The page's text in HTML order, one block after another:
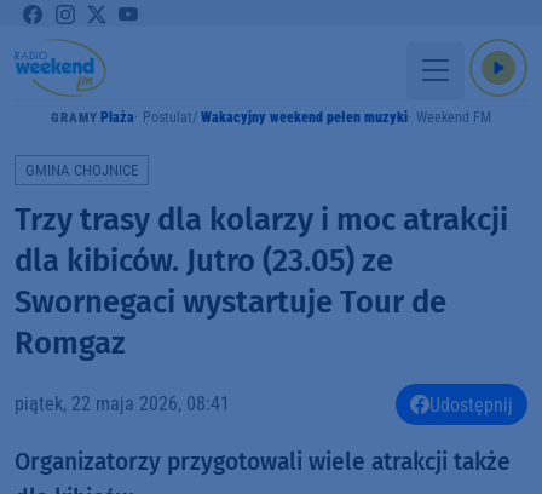
GRAMY Plaża Postulat Wakacyjny weekend pełen muzyki Weekend FM
GMINA CHOJNICE
Trzy trasy dla kolarzy i moc atrakcji
dla kibiców. Jutro (23.05) ze
Swornegaci wystartuje Tour de
Romgaz
piątek, 22 maja 2026, 08:41 Udostępnij
Organizatorzy przygotowali wiele atrakcji także